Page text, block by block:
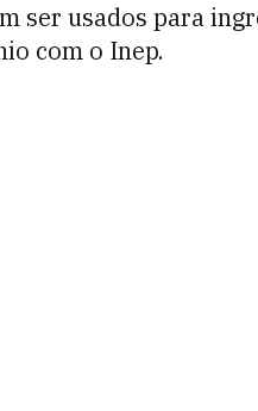
ser usados para
com o Inep.